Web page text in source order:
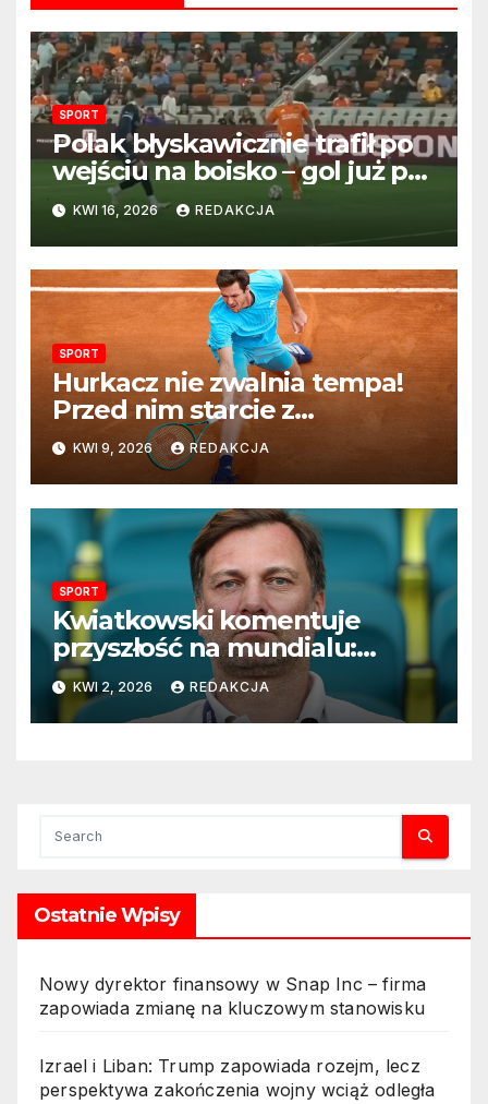
SPORT
Polak błyskawicznie trafił po
wejściu na boisko – gol już po
22 sekundach!
KWI 16, 2026 REDAKCJA
SPORT
Hurkacz nie zwalnia tempa!
Przed nim starcie z
Vacherotem w trzeciej
rundzie Monte Carlo
KWI 9, 2026 REDAKCJA
SPORT
Kwiatkowski komentuje
przyszłość na mundialu:
„Rozważamy rezygnację”
KWI 2, 2026 REDAKCJA
Ostatnie Wpisy
Nowy dyrektor finansowy w Snap Inc – firma
zapowiada zmianę na kluczowym stanowisku
Izrael i Liban: Trump zapowiada rozejm, lecz
perspektywa zakończenia wojny wciąż odległa